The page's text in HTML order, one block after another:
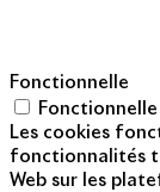
Fonctionnelle
Fonctionnelle
Les cookies
fonctionnalités
Web sur les